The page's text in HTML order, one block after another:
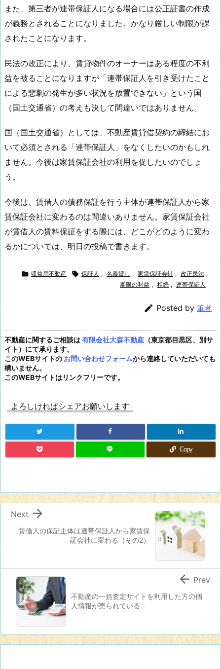
また、第三者が連帯保証人になる場合には公正証書の作成
が義務とされることになりました。かなり厳しい制限が課
されたことになります。
民法の改正により、賃貸物件のオーナーはある程度の不利
益を被ることになりますが「連帯保証人を引き受けたこと
による悲劇の発生が多い状況を放置できない」という国
（国土交通省）の考えも決して間違いではありません。
国（国土交通省）としては、不動産賃貸借契約の締結にお
いて必須とされる「連帯保証人」をなくしたいのかもしれ
ません。今後は家賃保証会社の利用を促したいのでしょ
う。
今後は、賃借人の債務保証を行う主体が連帯保証人から家
賃保証会社に変わるのは間違いありません。家賃保証会社
が賃借人の賃料保証をする際には、どこがどのように変わ
るかについては、明日の投稿で書きます。
 収益用不動産  保証人 , 名義貸し , 家賃保証会社 , 改正民法 ,
期限の利益 , 相続 , 連帯保証人
 Posted by 筆者
不動産に関するご相談は有限会社大森不動産 （東京都目黒区、別サ
イト）にて承ります。
このWEBサイトの お問い合わせフォームから連絡していただいても
構いません。
このWEBサイトはリンクフリーです。
よろしければシェアお願いします
Copy
賃借人の保証主体は連帯保証人から家賃保
証会社に変わる（その2）

Next
不動産の一括査定サイトを利用した方の個
人情報が売られている
 Prev